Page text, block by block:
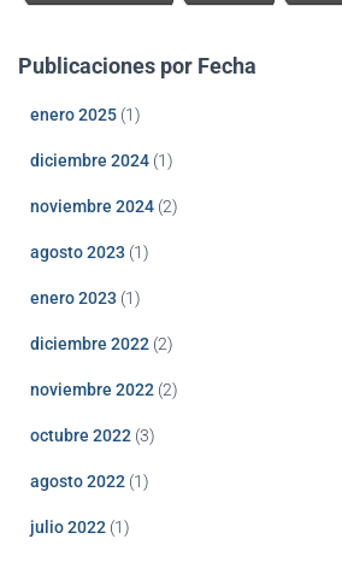
Publicaciones por Fecha
enero 2025 (1)
diciembre 2024 (1)
noviembre 2024 (2)
agosto 2023 (1)
enero 2023 (1)
diciembre 2022 (2)
noviembre 2022 (2)
octubre 2022 (3)
agosto 2022 (1)
julio 2022 (1)